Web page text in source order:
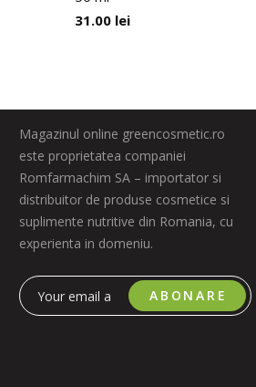
31.00 lei
Magazinul online greencosmetic.ro
este proprietatea companiei
Romfarmachim SA – importator si
distribuitor de produse cosmetice si
suplimente nutritive din Romania, cu
experienta in domeniu.
ABONARE